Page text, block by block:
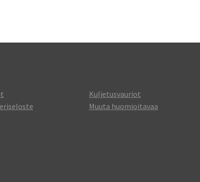
Kuljetusvauriot
Muuta huomioitavaa